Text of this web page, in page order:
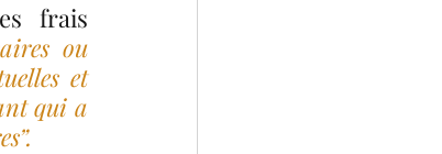
frais
ou
et
qui a